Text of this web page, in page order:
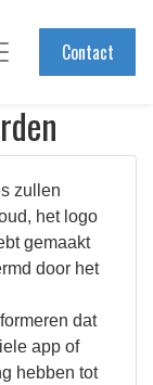
Contact
zullen
het logo
gemaakt
door het
dat
app of
hebben tot